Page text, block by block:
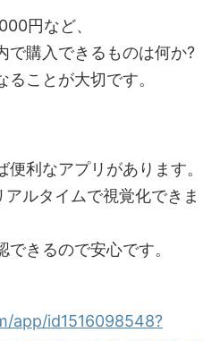
円など、
で購入できるものは何か?
ことが大切です。
利なアプリがあります。
ルタイムで視覚化できま
きるので安心です。
app/id1516098548?